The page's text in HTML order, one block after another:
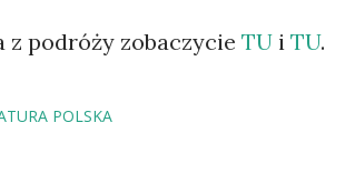
z podróży zobaczycie TU i TU.
POLSKA